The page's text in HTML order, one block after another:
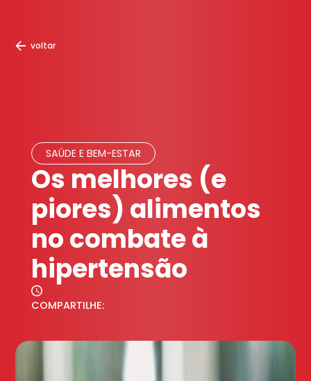
voltar
SAÚDE E BEM-ESTAR
Os melhores (e
piores) alimentos
no combate à
hipertensão
COMPARTILHE: